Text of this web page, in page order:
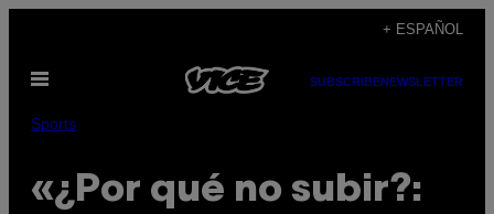
contenido
+ ESPAÑOL
Abrir
SUBSCRIBENEWSLETTER
Sports
«¿Por qué no subir?: